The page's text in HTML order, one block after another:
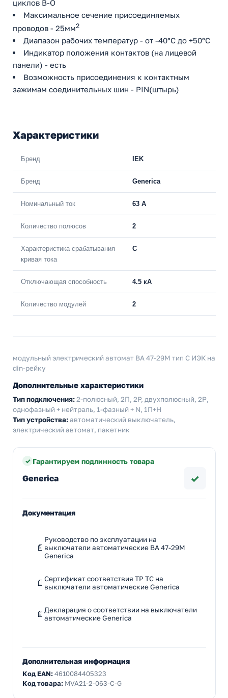
циклов В-О
Максимальное сечение присоединяемых
проводов - 25мм2
Диапазон рабочих температур - от -40°С до +50°С
Индикатор положения контактов (на лицевой
панели) - есть
Возможность присоединения к контактным
зажимам соединительных шин - PIN(штырь)
Характеристики
Бренд IEK
Бренд Generica
Номинальный ток 63 A
Количество полюсов 2
Характеристика срабатывания
кривая тока
C
Отключающая способность 4.5 кА
Количество модулей 2
модульный электрический автомат ВА 47-29М тип С ИЭК на
din-рейку
Дополнительные характеристики
Тип подключения:2-полюсный, 2П, 2P, двухполюсный, 2Р,
однофазный + нейтраль, 1-фазный + N, 1П+Н
Тип устройства:автоматический выключатель,
электрический автомат, пакетник
Гарантируем подлинность товара
Generica ✓
Документация
Руководство по эксплуатации на
выключатели автоматические ВА 47-29М
Generica
Сертификат соответствия ТР ТС на
выключатели автоматические Generica
Декларация о соответствии на выключатели
автоматические Generica
Дополнительная информация
Код EAN:4610084405323
Код товара: MVA21-2-063-C-G